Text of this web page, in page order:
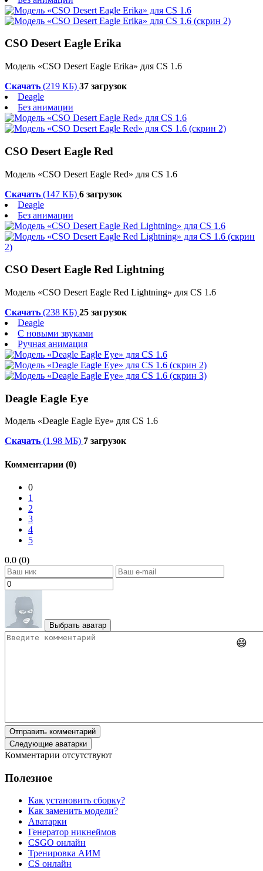
CSO Desert Eagle Erika
Модель «CSO Desert Eagle Erika» для CS 1.6
Скачать (219 КБ) 37 загрузок
Deagle
Без анимации
CSO Desert Eagle Red
Модель «CSO Desert Eagle Red» для CS 1.6
Скачать (147 КБ) 6 загрузок
Deagle
Без анимации
CSO Desert Eagle Red Lightning
Модель «CSO Desert Eagle Red Lightning» для CS 1.6
Скачать (238 КБ) 25 загрузок
Deagle
С новыми звуками
Ручная анимация
Deagle Eagle Eye
Модель «Deagle Eagle Eye» для CS 1.6
Скачать (1.98 МБ) 7 загрузок
Комментарии (0)
0
1
2
3
4
5
0.0 (0)
Выбрать аватар
😄
Отправить комментарий
Следующие аватарки
Комментарии отсутствуют
Полезное
Как установить сборку?
Как заменить модели?
Аватарки
Генератор никнеймов
CSGO онлайн
Тренировка АИМ
CS онлайн